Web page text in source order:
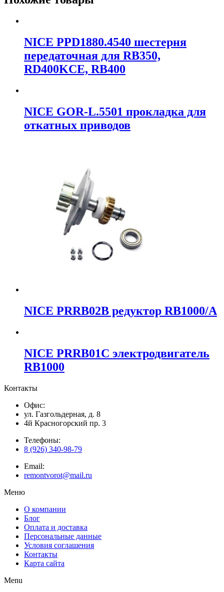
NICE PPD1880.4540 шестерня
передаточная для RB350,
RD400KCE, RB400
NICE GOR-L.5501 прокладка для
откатных приводов
NICE PRRB02B редуктор RB1000/A
NICE PRRB01C электродвигатель
RB1000
Контакты
Офис:
ул. Газгольдерная, д. 8
4й Красногорский пр. 3
Телефоны:
8 (926) 340-98-79
Email:
remontvorot@mail.ru
Меню
О компании
Блог
Оплата и доставка
Персональные данные
Условия соглашения
Контакты
Карта сайта
Menu